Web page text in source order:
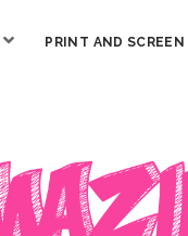
ouvrirPRINT AND SCREEN